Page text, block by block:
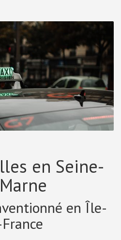
en Seine-
en Île-